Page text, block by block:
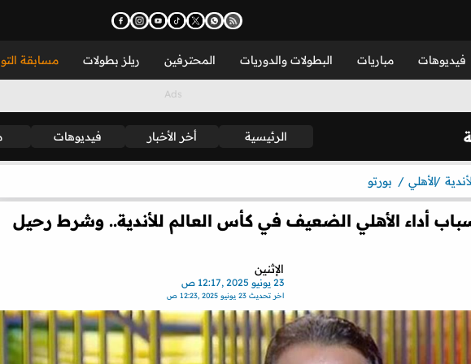
فيديوهات مباريات البطولات والدوريات المحترفين ريلز بطولات مسابقة
الرئيسية أخر الأخبار فيديوهات
الأهلي بورتو
أداء الأهلي الضعيف في كأس العالم للأندية.. وشرط رحيل
الإثنين
23 يونيو 2025 ,12:17 ص
اخر تحديث 23 يونيو 2025 ,12:23 ص